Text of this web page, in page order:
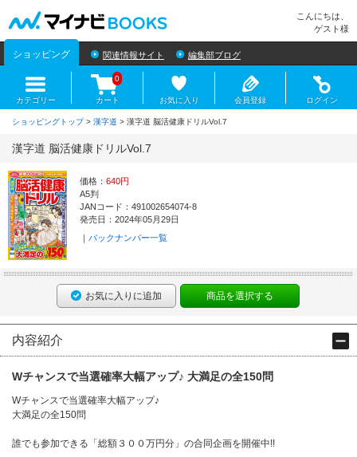
こんにちは、
ゲスト様
ショッピング 関連情報サイト 編集部ブログ
カテゴリー カート
0
お気に入り 会員登録 ログイン
ショッピングトップ> 漢字道 > 漢字道 脳活健康ドリルVol.7
漢字道 脳活健康ドリルVol.7
価格： 640円
A5判
JANコード：491002654074-8
発売日：2024年05月29日
バックナンバー一覧
お気に入りに追加 商品を選択する
内容紹介
Wチャンスで当選確率大幅アップ♪ 大満足の全150問
Wチャンスで当選確率大幅アップ♪
大満足の全150問
誰でも参加できる「総額３００万円分」の合同企画を開催中!!